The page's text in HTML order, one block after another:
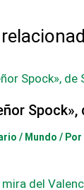
Spock»,
/ Mundo / Por